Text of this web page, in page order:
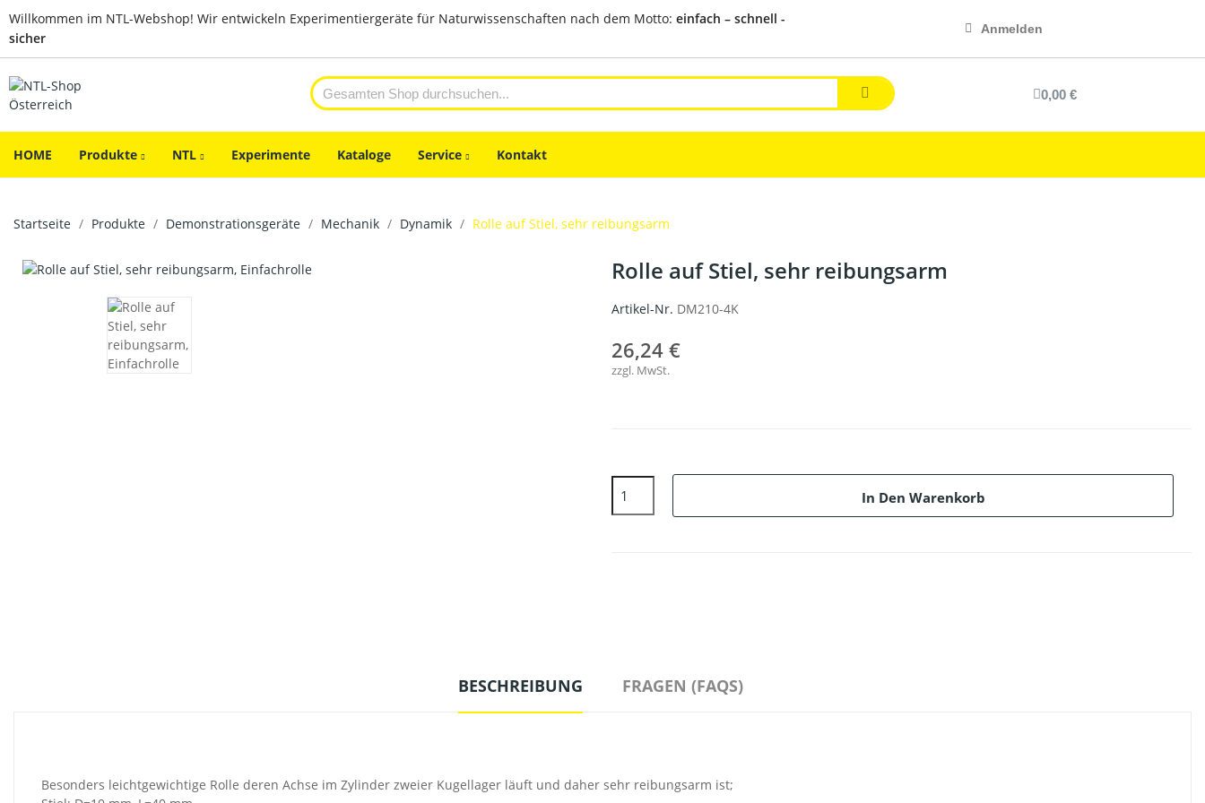
Willkommen im NTL-Webshop! Wir entwickeln Experimentiergeräte für Naturwissenschaften nach dem Motto: einfach – schnell -
sicher
Anmelden
0,00 €
HOME Produkte NTL Experimente Kataloge Service Kontakt
Startseite Produkte Demonstrationsgeräte Mechanik Dynamik Rolle auf Stiel, sehr reibungsarm
Rolle auf Stiel, sehr reibungsarm
Artikel-Nr. DM210-4K
26,24 €
zzgl. MwSt.
In Den Warenkorb
BESCHREIBUNG FRAGEN (FAQS)
Besonders leichtgewichtige Rolle deren Achse im Zylinder zweier Kugellager läuft und daher sehr reibungsarm ist;